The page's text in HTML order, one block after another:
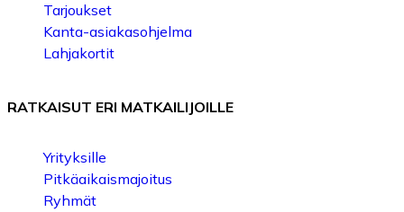
Tarjoukset
Kanta-asiakasohjelma
Lahjakortit
RATKAISUT ERI MATKAILIJOILLE
Yrityksille
Pitkäaikaismajoitus
Ryhmät